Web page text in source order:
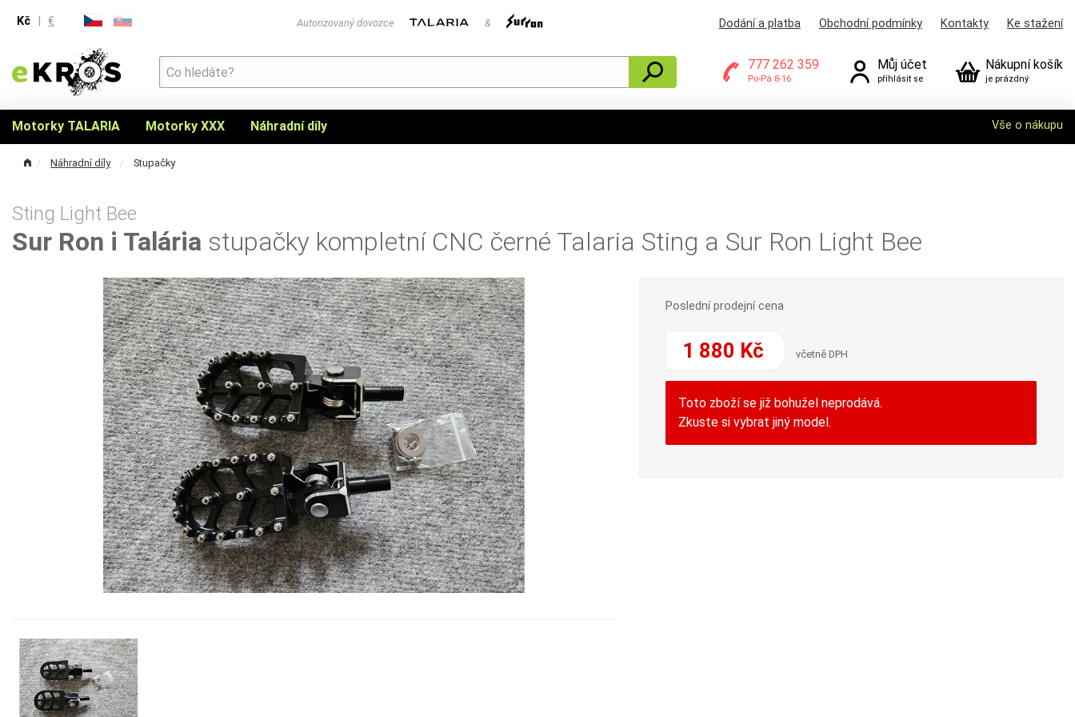
Kč € Autorizovaný dovozce & Dodání a platba Obchodní podmínky Kontakty Ke stažení
777 262 359
Po-Pá 8-16
Můj účet
přihlásit se
Nákupní košík
je prázdný
Motorky TALARIA Motorky XXX Náhradní díly Vše o nákupu
Náhradní díly Stupačky
Sting Light Bee
Sur Ron i Talária stupačky kompletní CNC černé Talaria Sting a Sur Ron Light Bee
Poslední prodejní cena
1 880 Kč včetně DPH
Toto zboží se již bohužel neprodává.
Zkuste si vybrat jiný model.